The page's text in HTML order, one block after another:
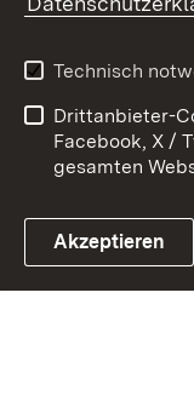
Link zum
Kontakt
Impressum
Technisch
Drittanbieter-
Facebook, X /
gesamten
Akzeptieren